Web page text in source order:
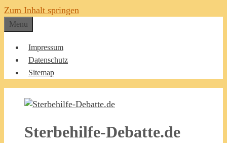
Zum Inhalt springen
Menu
Impressum
Datenschutz
Sitemap
Sterbehilfe-Debatte.de